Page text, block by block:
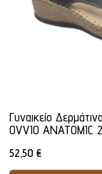
Γυναικείο
OVVIO ANATOMIC
52,50 €